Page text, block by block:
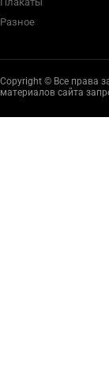
Разное
Copyright © Все права
материалов сайта